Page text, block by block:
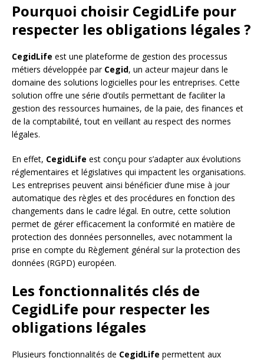
Pourquoi choisir CegidLife pour
respecter les obligations légales ?
CegidLife est une plateforme de gestion des processus
métiers développée par Cegid, un acteur majeur dans le
domaine des solutions logicielles pour les entreprises. Cette
solution offre une série d’outils permettant de faciliter la
gestion des ressources humaines, de la paie, des finances et
de la comptabilité, tout en veillant au respect des normes
légales.
En effet, CegidLife est conçu pour s’adapter aux évolutions
réglementaires et législatives qui impactent les organisations.
Les entreprises peuvent ainsi bénéficier d’une mise à jour
automatique des règles et des procédures en fonction des
changements dans le cadre légal. En outre, cette solution
permet de gérer efficacement la conformité en matière de
protection des données personnelles, avec notamment la
prise en compte du Règlement général sur la protection des
données (RGPD) européen.
Les fonctionnalités clés de
CegidLife pour respecter les
obligations légales
Plusieurs fonctionnalités de CegidLife permettent aux